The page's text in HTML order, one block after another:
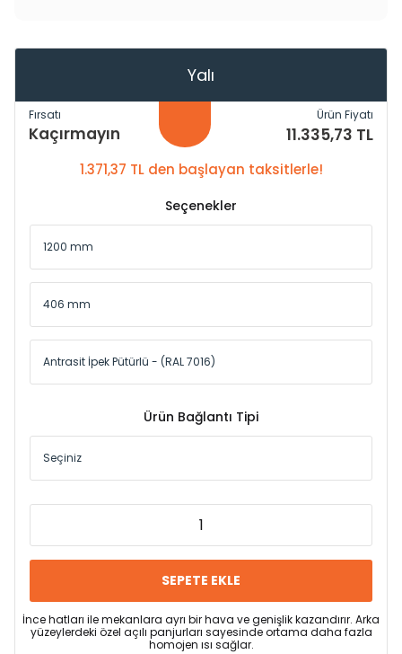
Yalı
Fırsatı
Kaçırmayın
Ürün Fiyatı
11.335,73 TL
1.371,37 TL den başlayan taksitlerle!
Seçenekler
Ürün Bağlantı Tipi
SEPETE EKLE
İnce hatları ile mekanlara ayrı bir hava ve genişlik kazandırır. Arka
yüzeylerdeki özel açılı panjurları sayesinde ortama daha fazla
homojen ısı sağlar.